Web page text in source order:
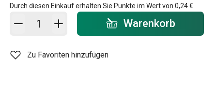
Durch diesen Einkauf erhalten Sie Punkte im Wert von 0,24 €
In den Warenkorb - Menge Warenkorb
Zu Favoriten hinzufügen